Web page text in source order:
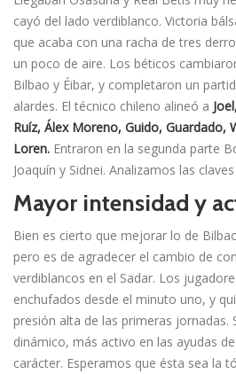
cayó del lado verdiblanco. Victoria
que acaba con una racha de tres
un poco de aire. Los béticos
Bilbao y Éibar, y completaron un
alardes. El técnico chileno alineó a
Ruíz, Álex Moreno, Guido, Guardado,
Loren. Entraron en la segunda parte
Joaquín y Sidnei. Analizamos las
Mayor intensidad y
Bien es cierto que mejorar lo de
pero es de agradecer el cambio de
verdiblancos en el Sadar. Los
enchufados desde el minuto uno, y
presión alta de las primeras jornadas.
dinámico, más activo en las ayudas
carácter. Esperamos que ésta sea la